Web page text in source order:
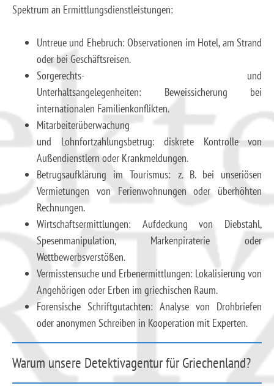
Spektrum an Ermittlungsdienstleistungen:
Untreue und Ehebruch: Observationen im Hotel, am Strand
oder bei Geschäftsreisen.
Sorgerechts- und
Unterhaltsangelegenheiten: Beweissicherung bei
internationalen Familienkonflikten.
Mitarbeiterüberwachung
und Lohnfortzahlungsbetrug: diskrete Kontrolle von
Außendienstlern oder Krankmeldungen.
Betrugsaufklärung im Tourismus: z. B. bei unseriösen
Vermietungen von Ferienwohnungen oder überhöhten
Rechnungen.
Wirtschaftsermittlungen: Aufdeckung von Diebstahl,
Spesenmanipulation, Markenpiraterie oder
Wettbewerbsverstößen.
Vermisstensuche und Erbenermittlungen: Lokalisierung von
Angehörigen oder Erben im griechischen Raum.
Forensische Schriftgutachten: Analyse von Drohbriefen
oder anonymen Schreiben in Kooperation mit Experten.
Warum unsere Detektivagentur für Griechenland?